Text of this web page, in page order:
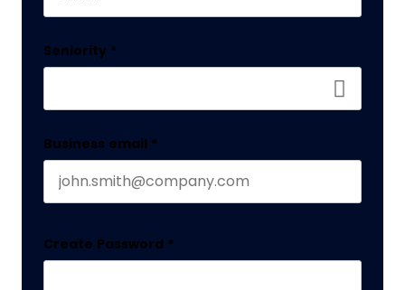
Seniority *
Business email *
Create Password *